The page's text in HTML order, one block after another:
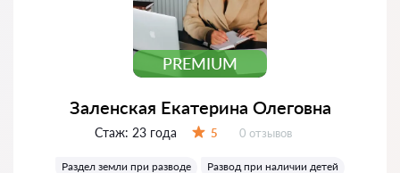
PREMIUM
Заленская Екатерина Олеговна
Стаж: 23 года 5 Отзывов:
0 отзывов
Раздел земли при разводе
Развод при наличии детей